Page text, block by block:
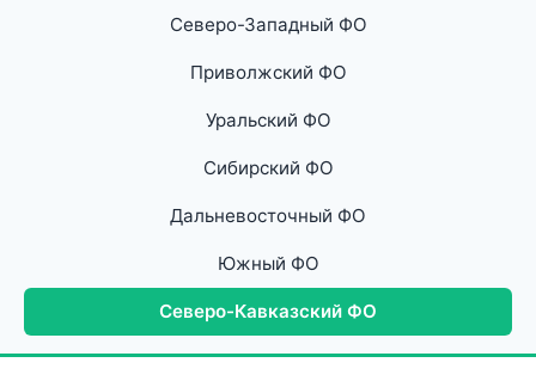
Северо-Западный ФО
Приволжский ФО
Уральский ФО
Сибирский ФО
Дальневосточный ФО
Южный ФО
Северо-Кавказский ФО